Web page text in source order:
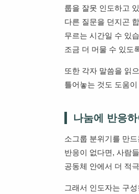
룹을 잘못 인도하고
다른 질문을 던지곤
무르는 시간일 수 있
조금 더 머물 수 있도
또한 각자 말씀을 읽
틀어놓는 것도 도움
나눔에 반응
소그룹 분위기를 만
반응이 없다면, 사람
공동체 안에서 더 적
그래서 인도자는 구